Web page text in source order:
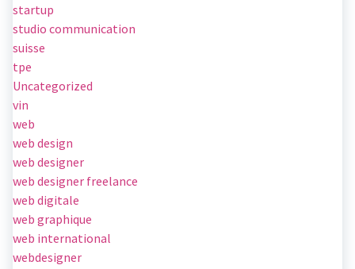
startup
studio communication
suisse
tpe
Uncategorized
vin
web
web design
web designer
web designer freelance
web digitale
web graphique
web international
webdesigner